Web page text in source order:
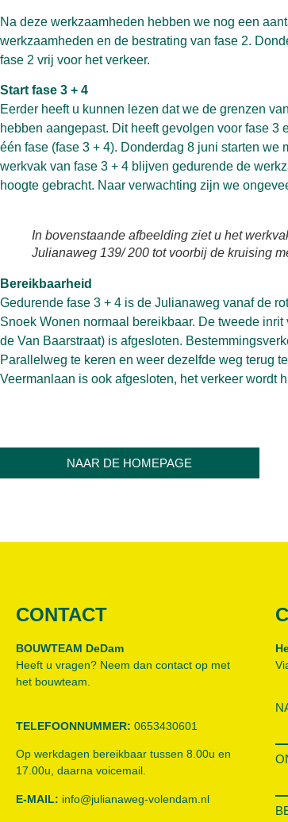
Na deze werkzaamheden hebben we nog een
werkzaamheden en de bestrating van fase 2.
fase 2 vrij voor het verkeer.
Start fase 3 + 4
Eerder heeft u kunnen lezen dat we de grenzen
hebben aangepast. Dit heeft gevolgen voor fase 3
één fase (fase 3 + 4). Donderdag 8 juni starten we
werkvak van fase 3 + 4 blijven gedurende de
hoogte gebracht. Naar verwachting zijn we
In bovenstaande afbeelding ziet u het
Julianaweg 139/ 200 tot voorbij de kruising
Bereikbaarheid
Gedurende fase 3 + 4 is de Julianaweg vanaf de
Snoek Wonen normaal bereikbaar. De tweede
de Van Baarstraat) is afgesloten.
Parallelweg te keren en weer dezelfde weg terug
Veermanlaan is ook afgesloten, het verkeer wordt
NAAR DE HOMEPAGE
CONTACT
BOUWTEAM DeDam
Heeft u vragen? Neem dan contact op met
het bouwteam.
TELEFOONNUMMER: 0653430601
Op werkdagen bereikbaar tussen 8.00u en
17.00u, daarna voicemail.
E-MAIL: info@julianaweg-volendam.nl